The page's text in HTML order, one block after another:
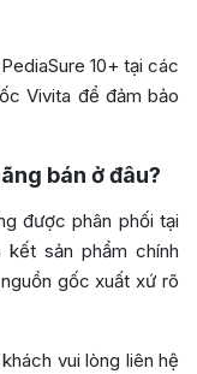
10+ tại các
Vivita để đảm bảo
bán ở đâu?
được phân phối tại
sản phẩm chính
gốc xuất xứ rõ
vui lòng liên hệ